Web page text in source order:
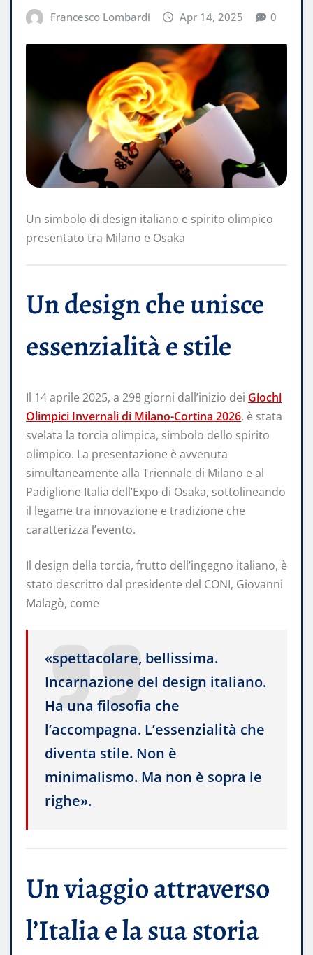
Francesco Lombardi Apr 14, 2025 0
Un simbolo di design italiano e spirito olimpico
presentato tra Milano e Osaka
Un design che unisce
essenzialità e stile
Il 14 aprile 2025, a 298 giorni dall’inizio dei Giochi
Olimpici Invernali di Milano-Cortina 2026, è stata
svelata la torcia olimpica, simbolo dello spirito
olimpico. La presentazione è avvenuta
simultaneamente alla Triennale di Milano e al
Padiglione Italia dell’Expo di Osaka, sottolineando
il legame tra innovazione e tradizione che
caratterizza l’evento.
Il design della torcia, frutto dell’ingegno italiano, è
stato descritto dal presidente del CONI, Giovanni
Malagò, come
«spettacolare, bellissima.
Incarnazione del design italiano.
Ha una filosofia che
l’accompagna. L’essenzialità che
diventa stile. Non è
minimalismo. Ma non è sopra le
righe».
Un viaggio attraverso
l’Italia e la sua storia